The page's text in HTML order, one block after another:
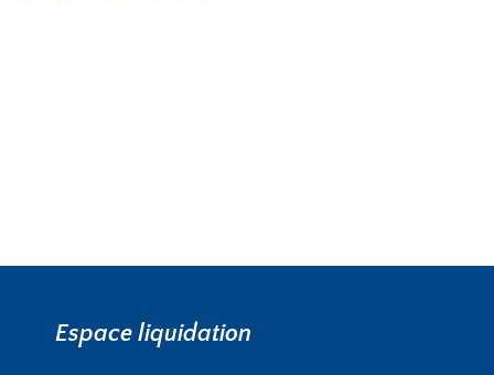
Espace liquidation